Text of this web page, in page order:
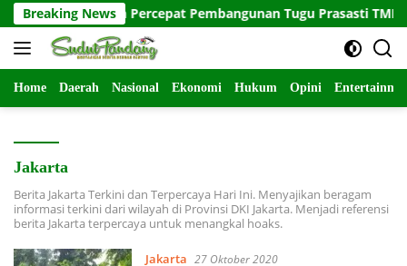
Langsung
ke
konten
Breaking News
Satuan Percepat Pembangunan Tugu Prasasti TMMD ke-129
Home Daerah Nasional Ekonomi Hukum Opini
Jakarta
Berita Jakarta Terkini dan Terpercaya Hari Ini. Menyajikan beragam
informasi terkini dari wilayah di Provinsi DKI Jakarta. Menjadi referensi
berita Jakarta terpercaya untuk menangkal hoaks.
Jakarta 27 Oktober 2020